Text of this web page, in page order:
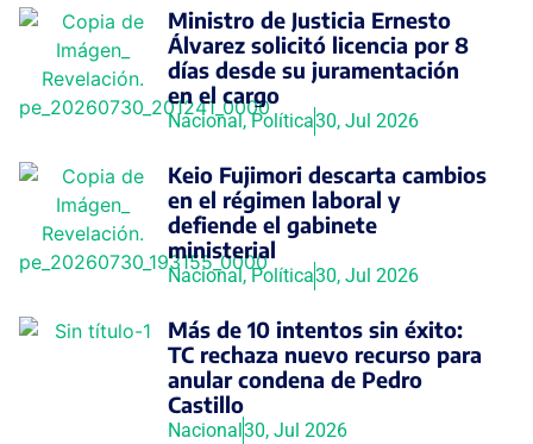
Ministro de Justicia Ernesto
Álvarez solicitó licencia por 8
días desde su juramentación
en el cargo
Nacional,Política30, Jul 2026
Keio Fujimori descarta cambios
en el régimen laboral y
defiende el gabinete
ministerial
Nacional,Política30, Jul 2026
Más de 10 intentos sin éxito:
TC rechaza nuevo recurso para
anular condena de Pedro
Castillo
Nacional 30, Jul 2026